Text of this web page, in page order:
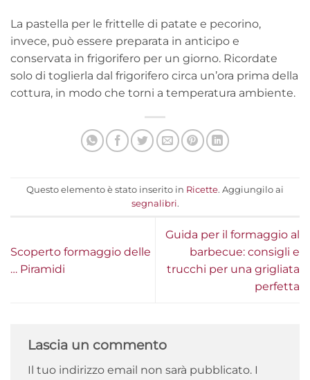
La pastella per le frittelle di patate e pecorino,
invece, può essere preparata in anticipo e
conservata in frigorifero per un giorno. Ricordate
solo di toglierla dal frigorifero circa un’ora prima della
cottura, in modo che torni a temperatura ambiente.
Questo elemento è stato inserito in Ricette. Aggiungilo ai
segnalibri.
Scoperto formaggio delle
… Piramidi
Guida per il formaggio al
barbecue: consigli e
trucchi per una grigliata
perfetta
Lascia un commento
Il tuo indirizzo email non sarà pubblicato. I